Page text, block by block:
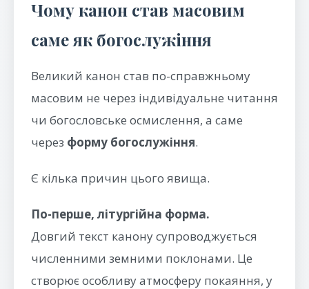
Чому канон став масовим
саме як богослужіння
Великий канон став по-справжньому
масовим не через індивідуальне читання
чи богословське осмислення, а саме
через форму богослужіння.
Є кілька причин цього явища.
По-перше, літургійна форма.
Довгий текст канону супроводжується
численними земними поклонами. Це
створює особливу атмосферу покаяння, у